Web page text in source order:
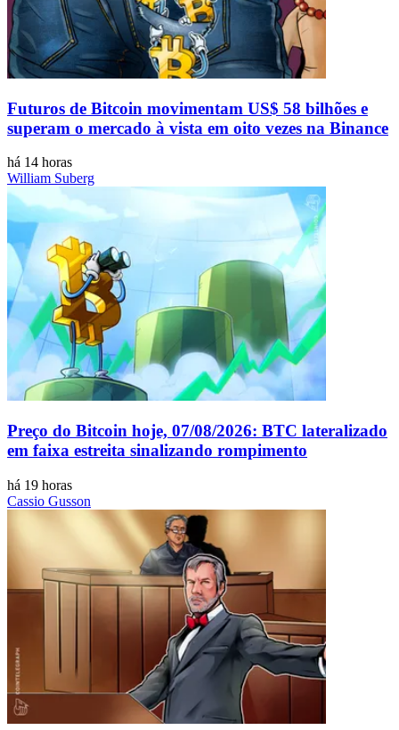
Futuros de Bitcoin movimentam US$ 58 bilhões e
superam o mercado à vista em oito vezes na Binance
há 14 horas
William Suberg
Preço do Bitcoin hoje, 07/08/2026: BTC lateralizado
em faixa estreita sinalizando rompimento
há 19 horas
Cassio Gusson